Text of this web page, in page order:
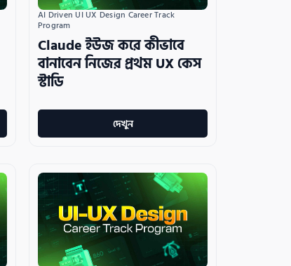
AI Driven UI UX Design Career Track
Program
Claude ইউজ করে কীভাবে
বানাবেন নিজের প্রথম UX কেস
স্টাডি
দেখুন